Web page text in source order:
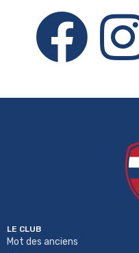
LE CLUB
Mot des anciens